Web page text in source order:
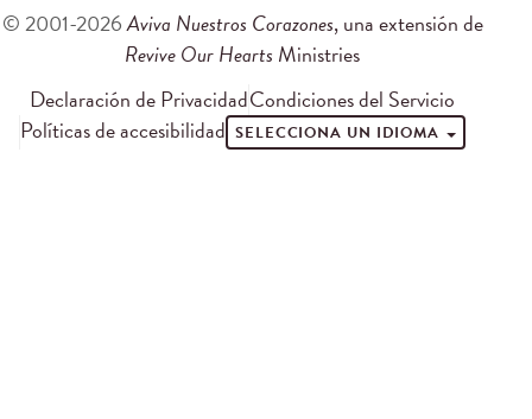
© 2001-2026Aviva Nuestros Corazones, una extensión de
Revive Our Hearts Ministries
Declaración de PrivacidadCondiciones del Servicio
Políticas de accesibilidad SELECCIONA UN IDIOMA